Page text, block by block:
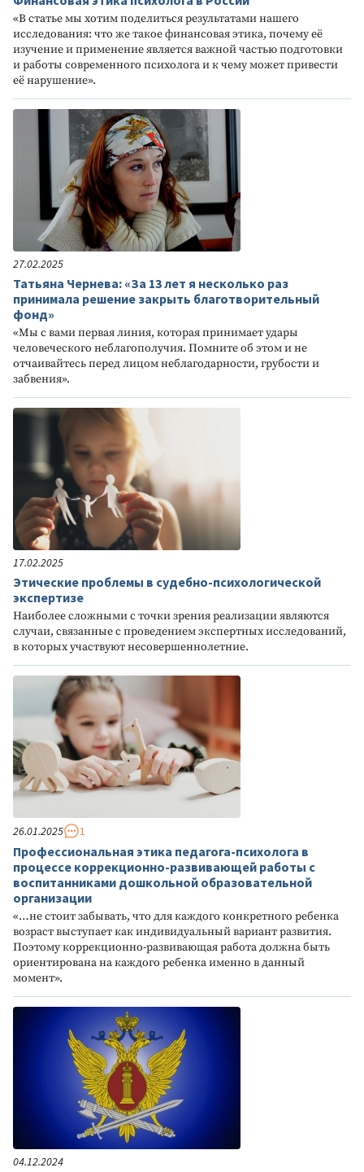
«В статье мы хотим поделиться результатами нашего
исследования: что же такое финансовая этика, почему её
изучение и применение является важной частью подготовки
и работы современного психолога и к чему может привести
её нарушение».
27.02.2025
Татьяна Чернева: «За 13 лет я несколько раз
принимала решение закрыть благотворительный
фонд»
«Мы с вами первая линия, которая принимает удары
человеческого неблагополучия. Помните об этом и не
отчаивайтесь перед лицом неблагодарности, грубости и
забвения».
17.02.2025
Этические проблемы в судебно-психологической
экспертизе
Наиболее сложными с точки зрения реализации являются
случаи, связанные с проведением экспертных исследований,
в которых участвуют несовершеннолетние.
26.01.2025 1
Профессиональная этика педагога-психолога в
процессе коррекционно-развивающей работы с
воспитанниками дошкольной образовательной
организации
«…не стоит забывать, что для каждого конкретного ребенка
возраст выступает как индивидуальный вариант развития.
Поэтому коррекционно-развивающая работа должна быть
ориентирована на каждого ребенка именно в данный
момент».
04.12.2024